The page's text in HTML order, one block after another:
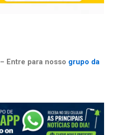
– Entre para nosso grupo da